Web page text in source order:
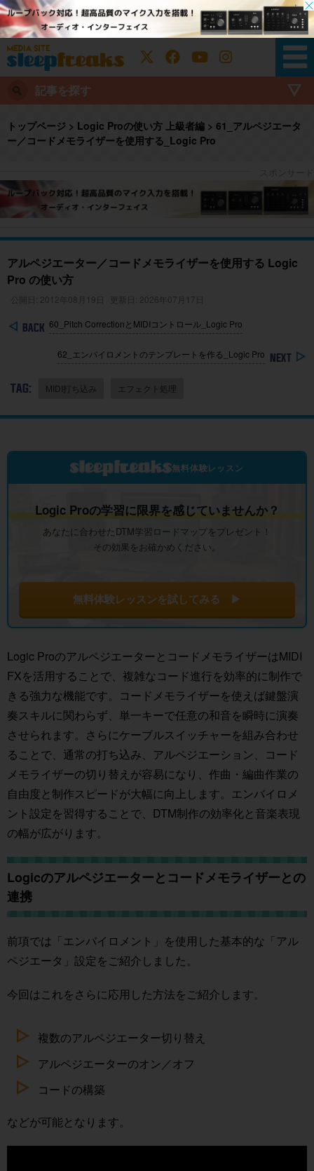
記事を探す
トップページ > Logic Proの使い方 上級者編 > 61_アルペジエータ
ー／コードメモライザーを使用する_Logic Pro
アルペジエーター／コードメモライザーを使用する Logic
Pro の使い方
公開日: 2012年08月19日 更新日: 2026年07月17日
60_Pitch CorrectionとMIDIコントロール_Logic Pro
62_エンバイロメントのテンプレートを作る_Logic Pro
TAG: MIDI打ち込み エフェクト処理
無料体験レッスン
Logic Proの学習に限界を感じていませんか？
あなたに合わせたDTM学習ロードマップをプレゼント！
その効果をお確かめください。
無料体験レッスンを試してみる ▶
Logic ProのアルペジエーターとコードメモライザーはMIDI
FXを活用することで、複雑なコード進行を効率的に制作で
きる強力な機能です。コードメモライザーを使えば鍵盤演
奏スキルに関わらず、単一キーで任意の和音を瞬時に演奏
させられます。さらにケーブルスイッチャーを組み合わせ
ることで、通常の打ち込み、アルペジエーション、コード
メモライザーの切り替えが容易になり、作曲・編曲作業の
自由度と制作スピードが大幅に向上します。エンバイロメ
ント設定を習得することで、DTM制作の効率化と音楽表現
の幅が広がります。
Logicのアルペジエーターとコードメモライザーとの
連携
前項では「エンバイロメント」を使用した基本的な「アル
ペジエータ」設定をご紹介しました。
今回はこれをさらに応用した方法をご紹介します。
複数のアルペジエーター切り替え
アルペジエーターのオン／オフ
コードの構築
などが可能となります。